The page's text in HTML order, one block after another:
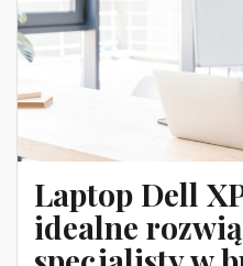
Laptop Dell
idealne